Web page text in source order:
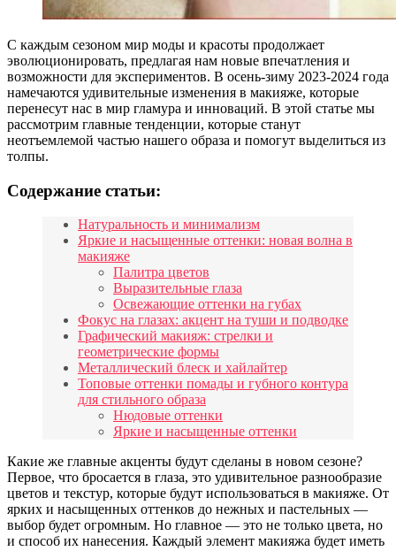
С каждым сезоном мир моды и красоты продолжает
эволюционировать, предлагая нам новые впечатления и
возможности для экспериментов. В осень-зиму 2023-2024 года
намечаются удивительные изменения в макияже, которые
перенесут нас в мир гламура и инноваций. В этой статье мы
рассмотрим главные тенденции, которые станут
неотъемлемой частью нашего образа и помогут выделиться из
толпы.
Содержание статьи:
Натуральность и минимализм
Яркие и насыщенные оттенки: новая волна в
макияже
Палитра цветов
Выразительные глаза
Освежающие оттенки на губах
Фокус на глазах: акцент на туши и подводке
Графический макияж: стрелки и
геометрические формы
Металлический блеск и хайлайтер
Топовые оттенки помады и губного контура
для стильного образа
Нюдовые оттенки
Яркие и насыщенные оттенки
Какие же главные акценты будут сделаны в новом сезоне?
Первое, что бросается в глаза, это удивительное разнообразие
цветов и текстур, которые будут использоваться в макияже. От
ярких и насыщенных оттенков до нежных и пастельных —
выбор будет огромным. Но главное — это не только цвета, но
и способ их нанесения. Каждый элемент макияжа будет иметь